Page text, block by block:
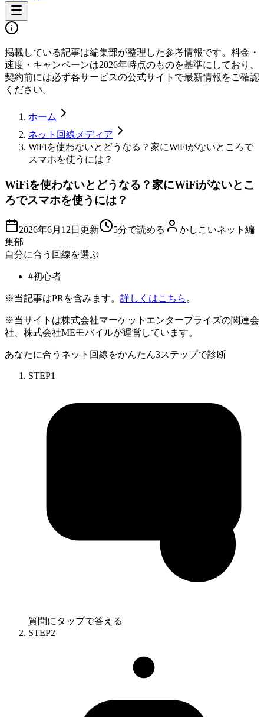
掲載している記事は編集部が整理した参考情報です。料金・
速度・キャンペーンは2026年時点のものを基準にしており、
契約前には必ず各サービスの公式サイトで最新情報をご確認
ください。
ホーム
ネット回線メディア
WiFiを使わないとどうなる？家にWiFiがないところで
スマホを使うには？
WiFiを使わないとどうなる？家にWiFiがないとこ
ろでスマホを使うには？
2026年6月12日 更新 5分で読める
かしこいネット編
集部
自分に合う回線を選ぶ
#初心者
※当記事はPRを含みます。 詳しくはこちら。
※当サイトは株式会社マーケットエンタープライズの関連会
社、株式会社MEモバイルが運営しています。
あなたに合うネット回線をかんたん3ステップで診断
STEP1
質問にタップで答える
STEP2